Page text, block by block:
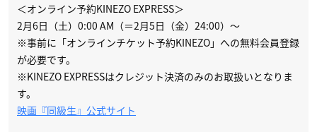
＜オンライン予約KINEZO EXPRESS＞
2月6日（土）0:00 AM（＝2月5日（金）24:00）～
※事前に「オンラインチケット予約KINEZO」への無料会員登録
が必要です。
※KINEZO EXPRESSはクレジット決済のみのお取扱いとなりま
す。
映画『同級生』公式サイト